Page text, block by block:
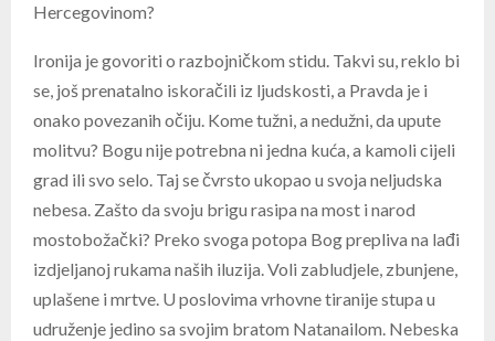
Hercegovinom?
Ironija je govoriti o razbojničkom stidu. Takvi su, reklo bi
se, još prenatalno iskoračili iz ljudskosti, a Pravda je i
onako povezanih očiju. Kome tužni, a nedužni, da upute
molitvu? Bogu nije potrebna ni jedna kuća, a kamoli cijeli
grad ili svo selo. Taj se čvrsto ukopao u svoja neljudska
nebesa. Zašto da svoju brigu rasipa na most i narod
mostobožački? Preko svoga potopa Bog prepliva na lađi
izdjeljanoj rukama naših iluzija. Voli zabludjele, zbunjene,
uplašene i mrtve. U poslovima vrhovne tiranije stupa u
udruženje jedino sa svojim bratom Natanailom. Nebeska